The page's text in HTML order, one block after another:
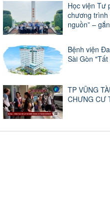
Học viện Tư
chương trình
nguồn” –
Bệnh viện
Sài Gòn
TP VŨNG
CHƯNG CƯ